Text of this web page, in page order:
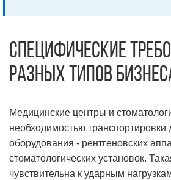
Специфические
разных типов
Медицинские центры и
необходимостью транспортировки
оборудования - рентгеновских
стоматологических установок.
чувствительна к ударным